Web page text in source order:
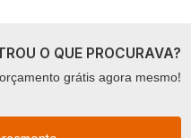
O QUE PROCURAVA?
grátis agora mesmo!